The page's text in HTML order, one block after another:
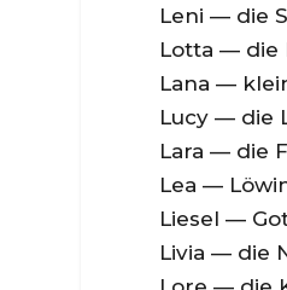
Leni — die
Lotta — die
Lana —
Lucy — die
Lara — die
Lea —
Liesel —
Livia — die